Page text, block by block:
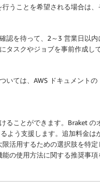
うことを希望される場合は
認を待って、2～3 営業日以
タスクやジョブを事前作成し
いては、AWS ドキュメントの
ことができます。Braket の
よう支援します。追加料金は
活用するための選択肢を特定
の使用方法に関する推奨事